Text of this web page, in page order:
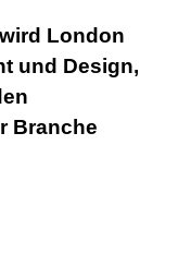
London
und Design,
Branche